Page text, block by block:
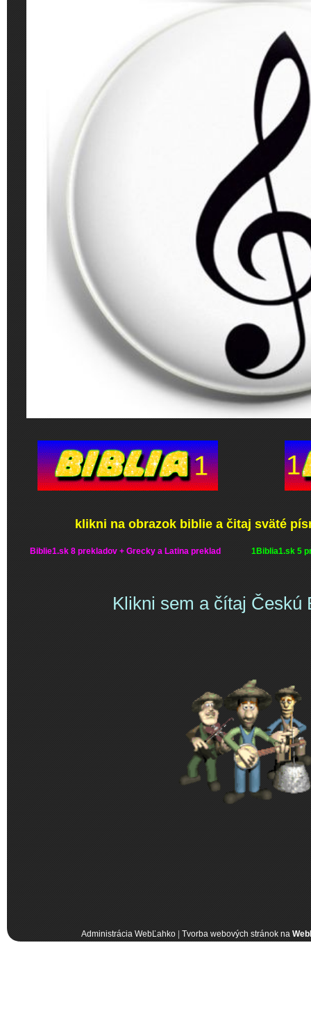
klikni na obrazok biblie a čitaj sväté
Biblie1.sk 8 prekladov + Grecky a Latina preklad 1Biblia1.sk 5
Klikni sem a čítaj Českú
Administrácia WebĽahko| Tvorba webových stránok na